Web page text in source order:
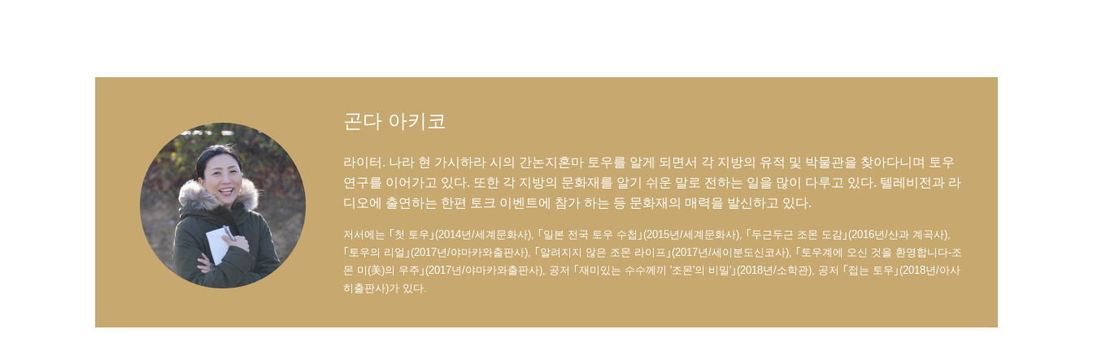
곤다 아키코
라이터. 나라 현 가시하라 시의 간논지혼마 토우를 알게 되면서 각 지방의 유적 및 박물관을 찾아다니며 토우
연구를 이어가고 있다. 또한 각 지방의 문화재를 알기 쉬운 말로 전하는 일을 많이 다루고 있다. 텔레비전과 라
디오에 출연하는 한편 토크 이벤트에 참가 하는 등 문화재의 매력을 발신하고 있다.
저서에는 ｢첫 토우｣(2014년/세계문화사), ｢일본 전국 토우 수첩｣(2015년/세계문화사), ｢두근두근 조몬 도감｣(2016년/산과 계곡사),
｢토우의 리얼｣(2017년/야마카와출판사), ｢알려지지 않은 조몬 라이프｣(2017년/세이분도신코사), ｢토우계에 오신 것을 환영합니다-조
몬 미(美)의 우주｣(2017년/야마카와출판사), 공저 ｢재미있는 수수께끼 '조몬'의 비밀'｣(2018년/소학관), 공저 ｢접는 토우｣(2018년/아사
히출판사)가 있다.